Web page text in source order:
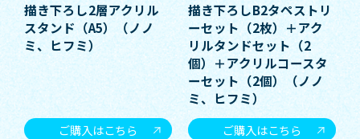
描き下ろし2層アクリル
スタンド（A5）（ノノ
ミ、ヒフミ）
ご購入はこちら
描き下ろしB2タペストリ
ーセット（2枚）＋アク
リルタンドセット（2
個）＋アクリルコースタ
ーセット（2個）（ノノ
ミ、ヒフミ）
ご購入はこちら